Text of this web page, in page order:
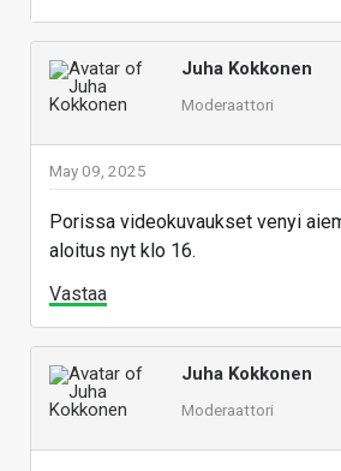
Juha Kokkonen
Moderaattori
May 09, 2025
Porissa videokuvaukset venyi
aloitus nyt klo 16.
Vastaa
Juha Kokkonen
Moderaattori